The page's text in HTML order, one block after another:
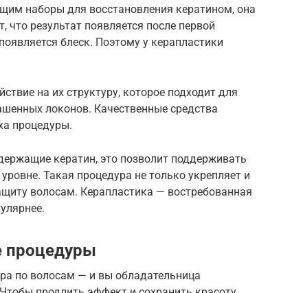
наборы для восстановления кератином, она
результат появляется после первой
блеск. Поэтому у керапластики
на их структуру, которое подходит для
локонов. Качественные средства
процедуры.
кератин, это позволит поддерживать
Такая процедура не только укрепляет и
волосам. Керапластика — востребованная
процедуры
по волосам — и вы обладательница